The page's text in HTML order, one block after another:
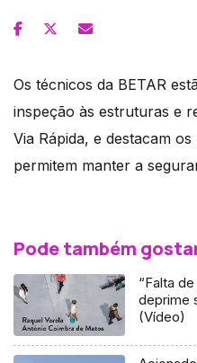
Os técnicos da BETAR
inspeção às estruturas e
Via Rápida, e destacam
permitem manter a
Pode também
“Falta
deprime
(Vídeo)